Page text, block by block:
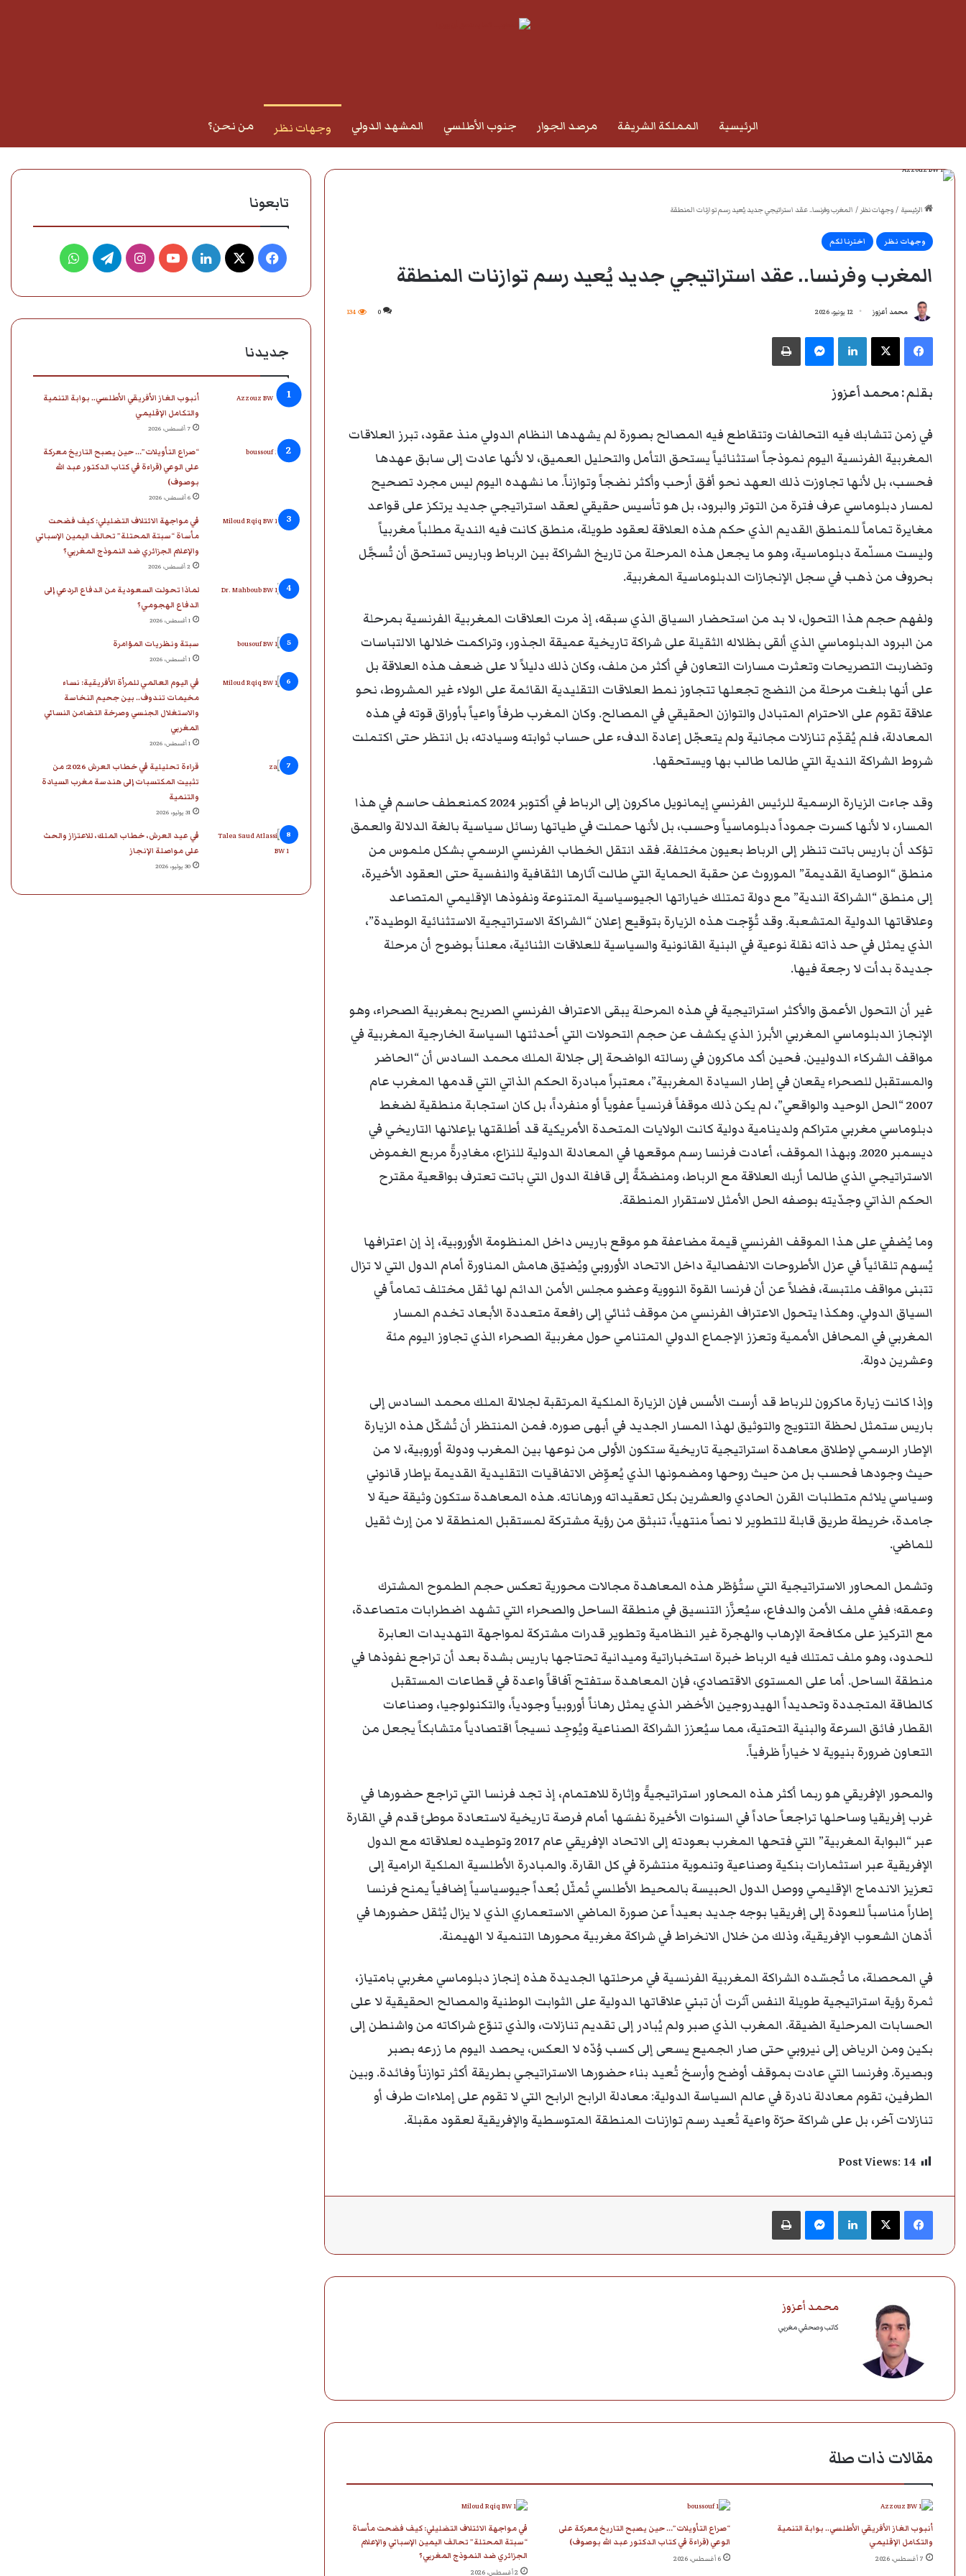
الرئيسية المملكة الشريفة مرصد الجوار جنوب الأطلسي المشهد الدولي وجهات نظر من نحن؟
الرئيسية /وجهات نظر / المغرب وفرنسا.. عقد استراتيجي جديد يُعيد رسم توازنات المنطقة
وجهات نظر اخترنا لكم
المغرب وفرنسا.. عقد استراتيجي جديد يُعيد رسم توازنات المنطقة
محمد أعزوز 12 يونيو، 2026 0
134
فيسبوك ‫X لينكدإن ماسنجر طباعة
بقلم : محمد أعزوز
في زمن تتشابك فيه التحالفات وتتقاطع فيه المصالح بصورة لم يشهدها النظام الدولي منذ عقود، تبرز العلاقات
المغربية الفرنسية اليوم نموذجاً استثنائياً يستحق التأمل والتحليل العميق، لا لأنها عادت إلى سابق عهدها
فحسب، بل لأنها تجاوزت ذلك العهد نحو أفق أرحب وأكثر نضجاً وتوازناً. ما نشهده اليوم ليس مجرد تصحيح
لمسار دبلوماسي عرف فترة من التوتر والبرود، بل هو تأسيس حقيقي لعقد استراتيجي جديد يرتكز على قواعد
مغايرة تماماً للمنطق القديم الذي حكم هذه العلاقة لعقود طويلة، منطق كانت فيه الندية مطلباً مغربياً
وليست مسلّمة دبلوماسية، وهو ما يجعل هذه المرحلة من تاريخ الشراكة بين الرباط وباريس تستحق أن تُسجَّل
بحروف من ذهب في سجل الإنجازات الدبلوماسية المغربية.
ولفهم حجم هذا التحول، لا بد من استحضار السياق الذي سبقه، إذ مرت العلاقات المغربية الفرنسية بمرحلة
من البرود الدبلوماسي الذي ألقى بظلاله الثقيلة على شراكة تاريخية عميقة الجذور، وتراكمت خلالها الالتباسات
وتضاربت التصريحات وتعثرت مسارات التعاون في أكثر من ملف، وكان ذلك دليلاً لا على ضعف هذه العلاقة بل
على أنها بلغت مرحلة من النضج تجعلها تتجاوز نمط العلاقات التقليدية القائمة على الولاء غير المشروط، نحو
علاقة تقوم على الاحترام المتبادل والتوازن الحقيقي في المصالح. وكان المغرب طرفاً واعياً بأوراق قوته في هذه
المعادلة، فلم يُقدِّم تنازلات مجانية ولم يتعجّل إعادة الدفء على حساب ثوابته وسيادته، بل انتظر حتى اكتملت
شروط الشراكة الندية التي طالما طالب بها ويستحقها.
وقد جاءت الزيارة الرسمية للرئيس الفرنسي إيمانويل ماكرون إلى الرباط في أكتوبر 2024 كمنعطف حاسم في هذا
المسار، لا لأنها كسرت جموداً دبلوماسياً وحسب، بل لأنها حملت في طياتها رسائل سياسية بالغة الدلالة والعمق
تؤكد أن باريس باتت تنظر إلى الرباط بعيون مختلفة. فقد انتقل الخطاب الفرنسي الرسمي بشكل ملموس من
منطق “الوصاية القديمة” الموروث عن حقبة الحماية التي طالت آثارها الثقافية والنفسية حتى العقود الأخيرة،
إلى منطق “الشراكة الندية” مع دولة تمتلك خياراتها الجيوسياسية المتنوعة ونفوذها الإقليمي المتصاعد
وعلاقاتها الدولية المتشعبة. وقد تُوِّجت هذه الزيارة بتوقيع إعلان “الشراكة الاستراتيجية الاستثنائية الوطيدة”،
الذي يمثل في حد ذاته نقلة نوعية في البنية القانونية والسياسية للعلاقات الثنائية، معلناً بوضوح أن مرحلة
جديدة بدأت لا رجعة فيها.
غير أن التحول الأعمق والأكثر استراتيجية في هذه المرحلة يبقى الاعتراف الفرنسي الصريح بمغربية الصحراء، وهو
الإنجاز الدبلوماسي المغربي الأبرز الذي يكشف عن حجم التحولات التي أحدثتها السياسة الخارجية المغربية في
مواقف الشركاء الدوليين. فحين أكد ماكرون في رسالته الواضحة إلى جلالة الملك محمد السادس أن “الحاضر
والمستقبل للصحراء يقعان في إطار السيادة المغربية”، معتبراً مبادرة الحكم الذاتي التي قدمها المغرب عام
2007 “الحل الوحيد والواقعي”، لم يكن ذلك موقفاً فرنسياً عفوياً أو منفرداً، بل كان استجابة منطقية لضغط
دبلوماسي مغربي متراكم ولدينامية دولية كانت الولايات المتحدة الأمريكية قد أطلقتها بإعلانها التاريخي في
ديسمبر 2020. وبهذا الموقف، أعادت فرنسا رسم موقعها في المعادلة الدولية للنزاع، مغادِرةً مربع الغموض
الاستراتيجي الذي طالما أربك العلاقة مع الرباط، ومنضمّةً إلى قافلة الدول التي باتت تعترف بواقعية مقترح
الحكم الذاتي وجدّيته بوصفه الحل الأمثل لاستقرار المنطقة.
وما يُضفي على هذا الموقف الفرنسي قيمة مضاعفة هو موقع باريس داخل المنظومة الأوروبية، إذ إن اعترافها
يُسهم تلقائياً في عزل الأطروحات الانفصالية داخل الاتحاد الأوروبي ويُضيّق هامش المناورة أمام الدول التي لا تزال
تتبنى مواقف ملتبسة، فضلاً عن أن فرنسا القوة النووية وعضو مجلس الأمن الدائم لها ثقل مختلف تماماً في
السياق الدولي. وهكذا يتحول الاعتراف الفرنسي من موقف ثنائي إلى رافعة متعددة الأبعاد تخدم المسار
المغربي في المحافل الأممية وتعزز الإجماع الدولي المتنامي حول مغربية الصحراء الذي تجاوز اليوم مئة
وعشرين دولة.
وإذا كانت زيارة ماكرون للرباط قد أرست الأسس فإن الزيارة الملكية المرتقبة لجلالة الملك محمد السادس إلى
باريس ستمثل لحظة التتويج والتوثيق لهذا المسار الجديد في أبهى صوره. فمن المنتظر أن تُشكّل هذه الزيارة
الإطار الرسمي لإطلاق معاهدة استراتيجية تاريخية ستكون الأولى من نوعها بين المغرب ودولة أوروبية، لا من
حيث وجودها فحسب بل من حيث روحها ومضمونها الذي يُعوِّض الاتفاقيات التقليدية القديمة بإطار قانوني
وسياسي يلائم متطلبات القرن الحادي والعشرين بكل تعقيداته ورهاناته. هذه المعاهدة ستكون وثيقة حية لا
جامدة، خريطة طريق قابلة للتطوير لا نصاً منتهياً، تنبثق من رؤية مشتركة لمستقبل المنطقة لا من إرث ثقيل
للماضي.
وتشمل المحاور الاستراتيجية التي ستُؤطّر هذه المعاهدة مجالات محورية تعكس حجم الطموح المشترك
وعمقه؛ ففي ملف الأمن والدفاع، سيُعزَّز التنسيق في منطقة الساحل والصحراء التي تشهد اضطرابات متصاعدة،
مع التركيز على مكافحة الإرهاب والهجرة غير النظامية وتطوير قدرات مشتركة لمواجهة التهديدات العابرة
للحدود، وهو ملف تمتلك فيه الرباط خبرة استخباراتية وميدانية تحتاجها باريس بشدة بعد أن تراجع نفوذها في
منطقة الساحل. أما على المستوى الاقتصادي، فإن المعاهدة ستفتح آفاقاً واعدة في قطاعات المستقبل
كالطاقة المتجددة وتحديداً الهيدروجين الأخضر الذي يمثل رهاناً أوروبياً وجودياً، والتكنولوجيا، وصناعات
القطار فائق السرعة والبنية التحتية، مما سيُعزز الشراكة الصناعية ويُوجِد نسيجاً اقتصادياً متشابكاً يجعل من
التعاون ضرورة بنيوية لا خياراً ظرفياً.
والمحور الإفريقي هو ربما أكثر هذه المحاور استراتيجيةً وإثارة للاهتمام، إذ تجد فرنسا التي تراجع حضورها في
غرب إفريقيا وساحلها تراجعاً حاداً في السنوات الأخيرة نفسَها أمام فرصة تاريخية لاستعادة موطئ قدم في القارة
عبر “البوابة المغربية” التي فتحها المغرب بعودته إلى الاتحاد الإفريقي عام 2017 وتوطيده لعلاقاته مع الدول
الإفريقية عبر استثمارات بنكية وصناعية وتنموية منتشرة في كل القارة. والمبادرة الأطلسية الملكية الرامية إلى
تعزيز الاندماج الإقليمي ووصل الدول الحبيسة بالمحيط الأطلسي تُمثّل بُعداً جيوسياسياً إضافياً يمنح فرنسا
إطاراً مناسباً للعودة إلى إفريقيا بوجه جديد بعيداً عن صورة الماضي الاستعماري الذي لا يزال يُثقل حضورها في
أذهان الشعوب الإفريقية، وذلك من خلال الانخراط في شراكة مغربية محورها التنمية لا الهيمنة.
في المحصلة، ما تُجسّده الشراكة المغربية الفرنسية في مرحلتها الجديدة هذه إنجاز دبلوماسي مغربي بامتياز،
ثمرة رؤية استراتيجية طويلة النفس آثرت أن تبني علاقاتها الدولية على الثوابت الوطنية والمصالح الحقيقية لا على
الحسابات المرحلية الضيقة. المغرب الذي صبر ولم يُبادر إلى تقديم تنازلات، والذي تنوّع شراكاته من واشنطن إلى
بكين ومن الرياض إلى نيروبي حتى صار الجميع يسعى إلى كسب وُدّه لا العكس، يحصد اليوم ما زرعه بصبر
وبصيرة. وفرنسا التي عادت بموقف أوضح وأرسخ تُعيد بناء حضورها الاستراتيجي بطريقة أكثر توازناً وفائدة. وبين
الطرفين، تقوم معادلة نادرة في عالم السياسة الدولية: معادلة الرابح الرابح التي لا تقوم على إملاءات طرف أو
تنازلات آخر، بل على شراكة حرّة واعية تُعيد رسم توازنات المنطقة المتوسطية والإفريقية لعقود مقبلة.
Post Views: 14
فيسبوك ‫X لينكدإن ماسنجر طباعة
محمد أعزوز
كاتب وصحفي مغربي
مقالات ذات صلة
أنبوب الغاز الأفريقي الأطلسي.. بوابة التنمية
والتكامل الإقليمي
7 أغسطس، 2026
“صراع التأويلات”… حين يصبح التاريخ معركة على
الوعي (قراءة في كتاب الدكتور عبد الله بوصوف)
6 أغسطس، 2026
في مواجهة الائتلاف التضليلي: كيف فضحت مأساة
“سبتة المحتلة” تحالف اليمين الإسباني والإعلام
الجزائري ضد النموذج المغربي؟
2 أغسطس، 2026
تابعونا
فيسبوك لينكدإن‫YouTubeانستقرامتيلقرامواتساب
جديدنا
أنبوب الغاز الأفريقي الأطلسي.. بوابة التنمية
والتكامل الإقليمي
7 أغسطس، 2026
“صراع التأويلات”… حين يصبح التاريخ معركة
على الوعي (قراءة في كتاب الدكتور عبد الله
بوصوف)
6 أغسطس، 2026
في مواجهة الائتلاف التضليلي: كيف فضحت
مأساة “سبتة المحتلة” تحالف اليمين الإسباني
والإعلام الجزائري ضد النموذج المغربي؟
2 أغسطس، 2026
لماذا تحولت السعودية من الدفاع الردعي إلى
الدفاع الهجومي؟
1 أغسطس، 2026
سبتة ونظريات المؤامرة
1 أغسطس، 2026
في اليوم العالمي للمرأة الأفريقية: نساء
مخيمات تندوف.. بين جحيم النخاسة
والاستغلال الجنسي وصرخة التضامن النسائي
المغربي
1 أغسطس، 2026
قراءة تحليلية في خطاب العرش 2026: من
تثبيت المكتسبات إلى هندسة مغرب السيادة
والتنمية
31 يوليو، 2026
في عيد العرش، خطاب الملك، للاعتزاز والحث
على مواصلة الإنجاز
30 يوليو، 2026